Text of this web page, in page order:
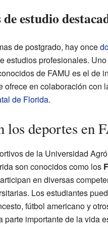
estudio
de postgrado, hay once
estudios profesionales.
de FAMU es el de
ofrece en colaboración con
de Florida.
los deportes en
de la Universidad
son conocidos como los
en diversas
Los estudiantes
fútbol americano y
parte importante de la vida